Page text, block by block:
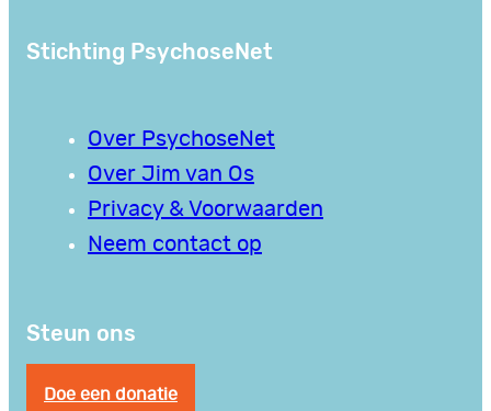
Stichting PsychoseNet
Over PsychoseNet
Over Jim van Os
Privacy & Voorwaarden
Neem contact op
Steun ons
Doe een donatie